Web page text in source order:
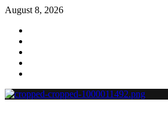
August 8, 2026